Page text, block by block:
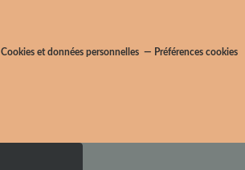
Cookies et données personnelles Préférences cookies